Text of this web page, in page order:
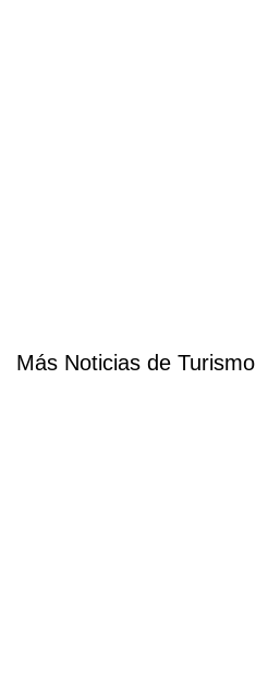
Más Noticias de Turismo